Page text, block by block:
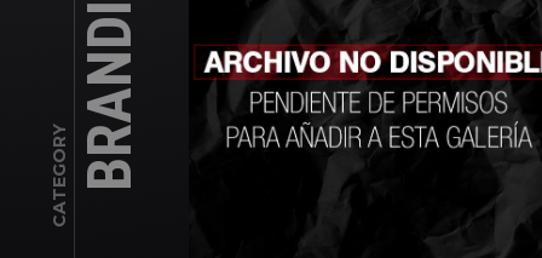
CATEGORY BRANDING